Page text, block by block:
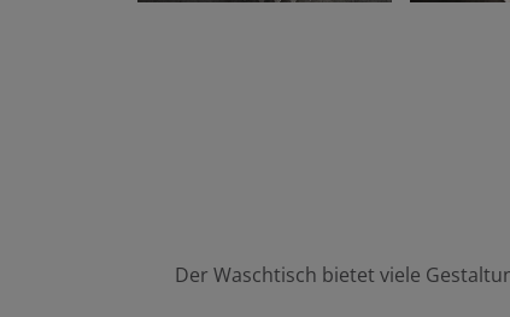
Der Waschtisch bietet viele